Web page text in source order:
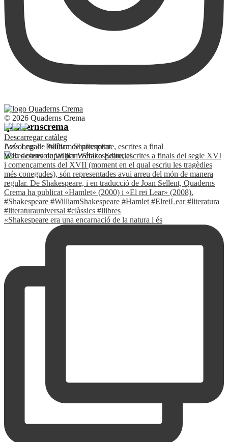
quadernscrema
Les obres de William Shakespeare, escrites a final
«Shakespeare era una encarnació de la natura i és
© 2026 Quaderns Crema
Descarregar catàleg
Avís Legal·Política de privacitat
Web desenvolupat perWébico Editorial